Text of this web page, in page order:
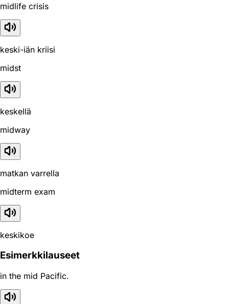
midlife crisis
keski-iän kriisi
midst
keskellä
midway
matkan varrella
midterm exam
keskikoe
Esimerkkilauseet
in the mid Pacific.